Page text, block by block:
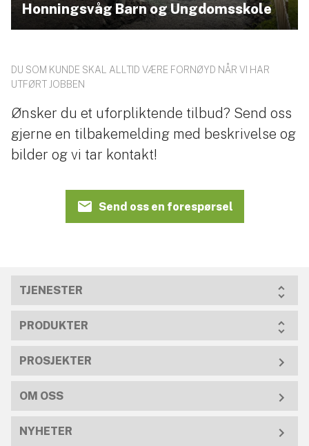
Honningsvåg Barn og Ungdomsskole
DU SOM KUNDE SKAL ALLTID VÆRE FORNØYD NÅR VI HAR
UTFØRT JOBBEN
Ønsker du et uforpliktende tilbud? Send oss
gjerne en tilbakemelding med beskrivelse og
bilder og vi tar kontakt!
Send oss en forespørsel
TJENESTER
PRODUKTER
PROSJEKTER
OM OSS
NYHETER